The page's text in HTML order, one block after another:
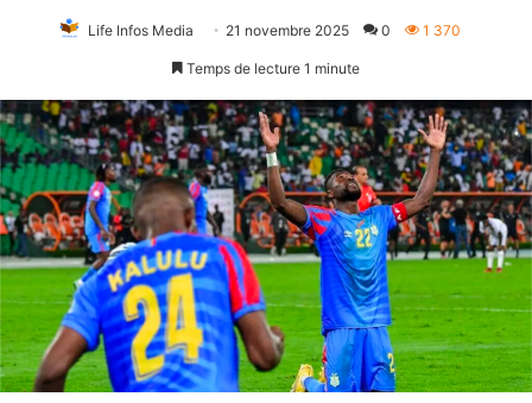
Life Infos Media 21 novembre 2025 0 1 370
Temps de lecture 1 minute